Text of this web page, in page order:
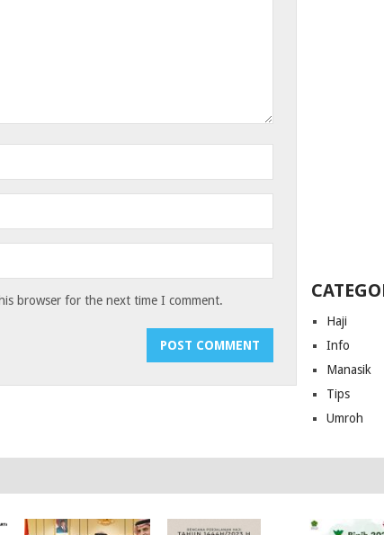
browser for the next time I comment.
Haji
Info
Manasik
Tips
Umroh